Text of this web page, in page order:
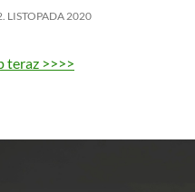
LISTOPADA 2020
teraz >>>>